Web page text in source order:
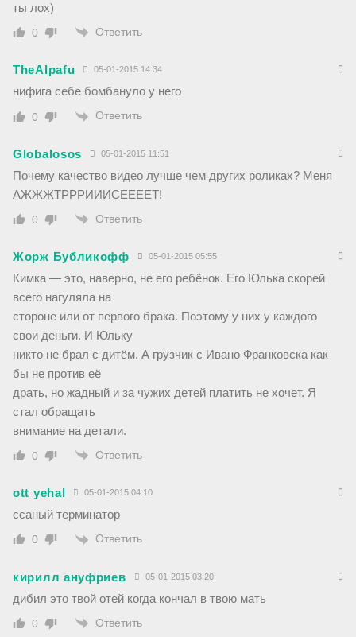
ты лох)
0 Ответить
TheAlpafu 05-01-2015 14:34
нифига себе бомбануло у него
0 Ответить
Globalosos 05-01-2015 11:51
Почему качество видео лучше чем других роликах? Меня
АЖЖЖТРРРИИИСЕЕЕЕТ!
0 Ответить
Жорж Бубликофф 05-01-2015 05:55
Кимка — это, наверно, не его ребёнок. Его Юлька скорей
всего нагуляла на
стороне или от первого брака. Поэтому у них у каждого
свои деньги. И Юльку
никто не брал с дитём. А грузчик с Ивано Франковска как
бы не против её
драть, но жадный и за чужих детей платить не хочет. Я
стал обращать
внимание на детали.
0 Ответить
ott yehal 05-01-2015 04:10
ссаный терминатор
0 Ответить
кирилл ануфриев 05-01-2015 03:20
дибил это твой отей когда кончал в твою мать
0 Ответить